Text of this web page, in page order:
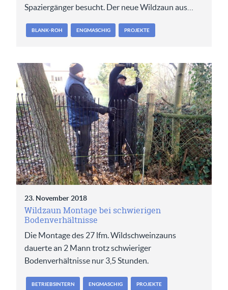
Spaziergänger besucht. Der neue Wildzaun aus…
BLANK-ROH ENGMASCHIG PROJEKTE
23. November 2018
Wildzaun Montage bei schwierigen
Bodenverhältnisse
Die Montage des 27 lfm. Wildschweinzauns
dauerte an 2 Mann trotz schwieriger
Bodenverhältnisse nur 3,5 Stunden.
BETRIEBSINTERN ENGMASCHIG PROJEKTE